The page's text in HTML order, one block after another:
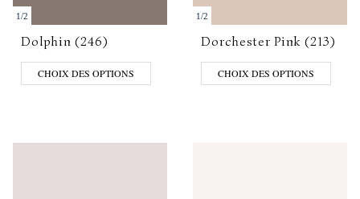
1/2
Dolphin (246)
CHOIX DES OPTIONS
1/2
Dorchester Pink (213)
CHOIX DES OPTIONS